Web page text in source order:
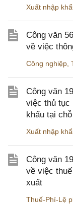
Xuất nhập
Công văn
về việc
Công nghiệp
Công văn
việc thủ tục
khẩu tại chỗ
Xuất nhập
Công văn
về việc
xuất
Thuế-Phí-Lệ